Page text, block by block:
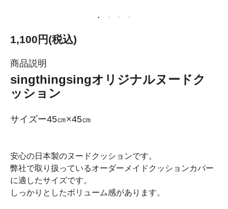
1,100円(税込)
商品説明
singthingsingオリジナルヌードク
ッション
サイズー45㎝×45㎝
安心の日本製のヌードクッションです。
弊社で取り扱っているオーダーメイドクッションカバー
に適したサイズです。
しっかりとしたボリューム感があります。